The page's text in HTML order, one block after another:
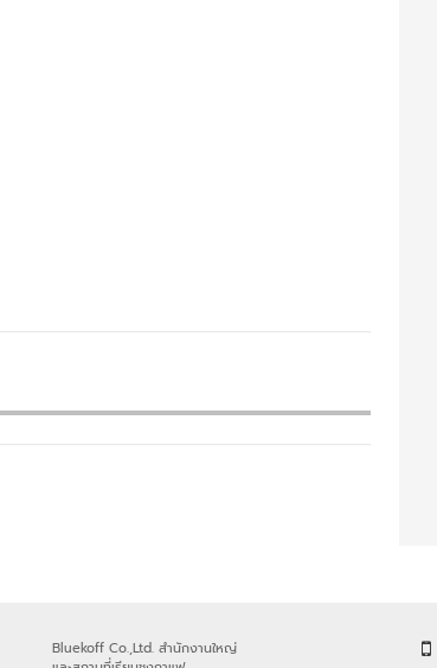
Bluekoff Co.,Ltd. สำนักงานใหญ่